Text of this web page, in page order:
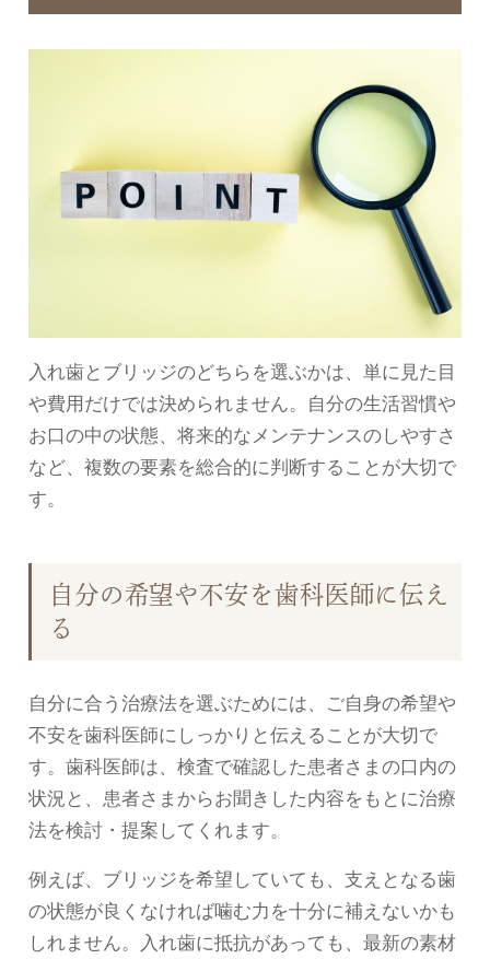
入れ歯とブリッジのどちらを選ぶかは、単に見た目
や費用だけでは決められません。自分の生活習慣や
お口の中の状態、将来的なメンテナンスのしやすさ
など、複数の要素を総合的に判断することが大切で
す。
自分の希望や不安を歯科医師に伝え
る
自分に合う治療法を選ぶためには、ご自身の希望や
不安を歯科医師にしっかりと伝えることが大切で
す。歯科医師は、検査で確認した患者さまの口内の
状況と、患者さまからお聞きした内容をもとに治療
法を検討・提案してくれます。
例えば、ブリッジを希望していても、支えとなる歯
の状態が良くなければ噛む力を十分に補えないかも
しれません。入れ歯に抵抗があっても、最新の素材